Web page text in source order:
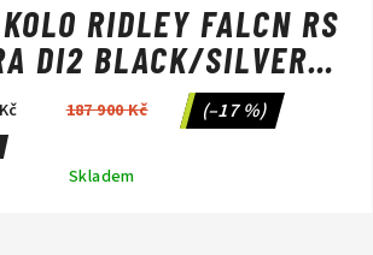
RIDLEY FALCN RS
DI2 BLACK/SILVER
NEON
187 900 Kč (–17 %)
Skladem